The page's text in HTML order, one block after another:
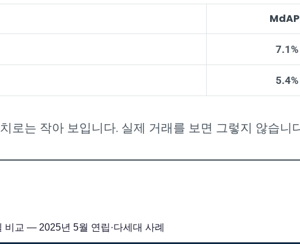
7.1%
5.4%
로는 작아 보입니다. 실제 거래를 보면 그렇지 않습니
비교 — 2025년 5월 연립·다세대 사례